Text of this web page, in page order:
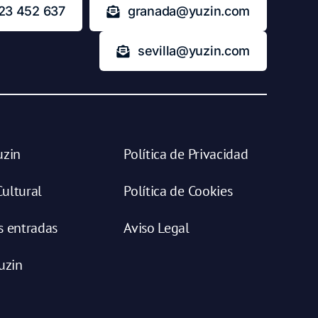
452 637 granada@yuzin.com
sevilla@yuzin.com
entradas
Política de Privacidad
Política de Cookies
Aviso Legal